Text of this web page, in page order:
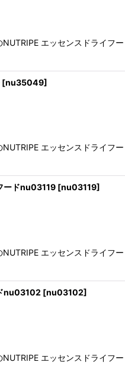
エッセンスドライフ
[nu35049]
エッセンスドライフ
ードnu03119 [nu03119]
エッセンスドライフ
nu03102 [nu03102]
エッセンスドライフ